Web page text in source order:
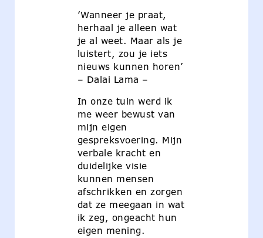
‘Wanneer je praat,
herhaal je alleen wat
je al weet. Maar als je
luistert, zou je iets
nieuws kunnen horen’
– Dalai Lama –
In onze tuin werd ik
me weer bewust van
mijn eigen
gespreksvoering. Mijn
verbale kracht en
duidelijke visie
kunnen mensen
afschrikken en zorgen
dat ze meegaan in wat
ik zeg, ongeacht hun
eigen mening.